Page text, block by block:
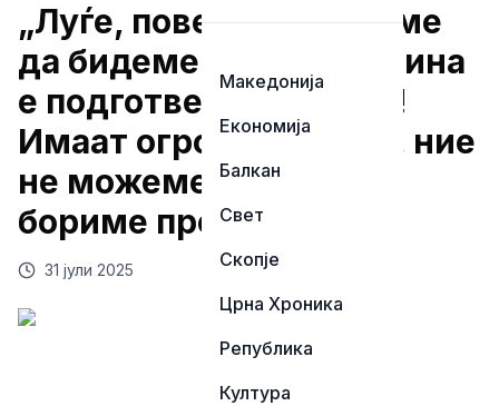
Македонија
Економија
Балкан
Свет
Скопје
Црна Хроника
Република
Култура
„Луѓе, повеќе не смееме
да бидеме наивни — Кина
е подготвена за напад!
Имаат огромна војска, ние
не можеме сами да се
бориме против нив…“
31 јули 2025